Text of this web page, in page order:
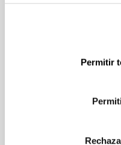
Permitir
sanciones para las